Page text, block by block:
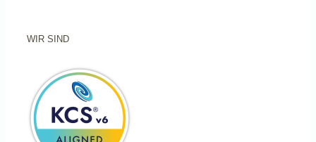
WIR SIND